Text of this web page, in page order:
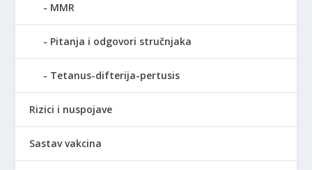
MMR
Pitanja i odgovori stručnjaka
Tetanus-difterija-pertusis
Rizici i nuspojave
Sastav vakcina